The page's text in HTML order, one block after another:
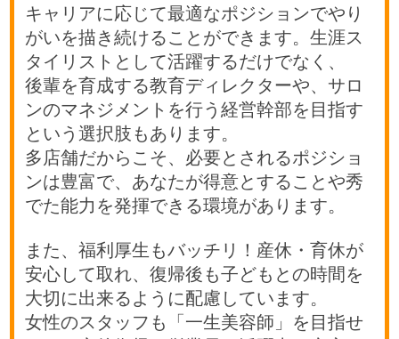
キャリアに応じて最適なポジションでやり
がいを描き続けることができます。生涯ス
タイリストとして活躍するだけでなく、
後輩を育成する教育ディレクターや、サロ
ンのマネジメントを行う経営幹部を目指す
という選択肢もあります。
多店舗だからこそ、必要とされるポジショ
ンは豊富で、あなたが得意とすることや秀
でた能力を発揮できる環境があります。
また、福利厚生もバッチリ！産休・育休が
安心して取れ、復帰後も子どもとの時間を
大切に出来るように配慮しています。
女性のスタッフも「一生美容師」を目指せ